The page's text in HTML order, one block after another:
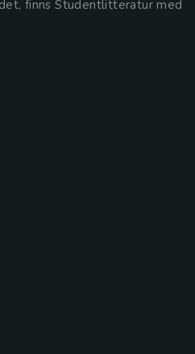
finns Studentlitteratur med